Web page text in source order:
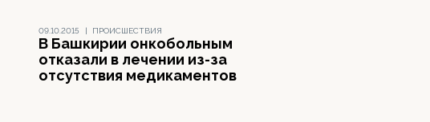
09.10.2015 | ПРОИСШЕСТВИЯ
В Башкирии онкобольным
отказали в лечении из-за
отсутствия медикаментов